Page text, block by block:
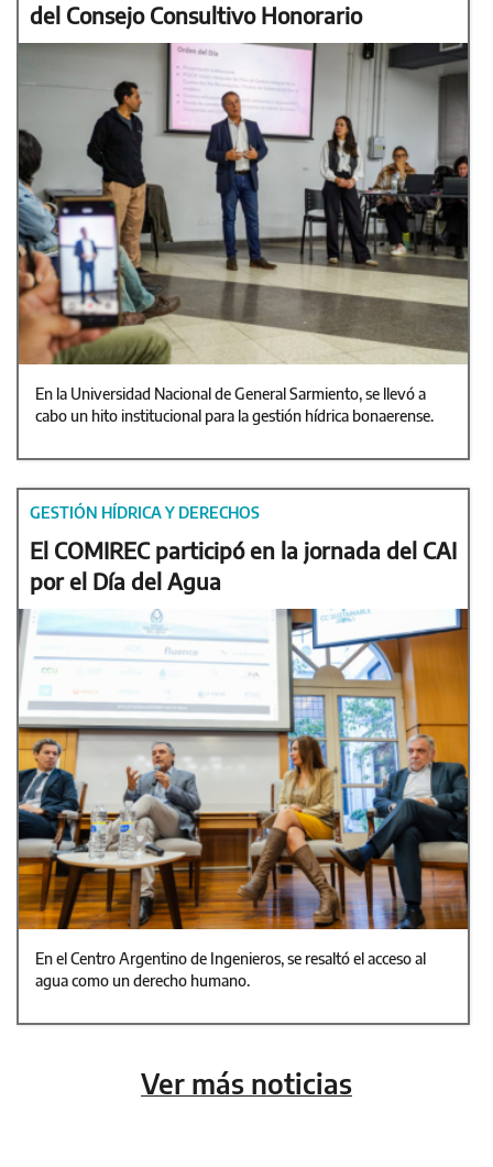
del Consejo Consultivo Honorario
En la Universidad Nacional de General Sarmiento, se llevó a
cabo un hito institucional para la gestión hídrica bonaerense.
GESTIÓN HÍDRICA Y DERECHOS
El COMIREC participó en la jornada del CAI
por el Día del Agua
En el Centro Argentino de Ingenieros, se resaltó el acceso al
agua como un derecho humano.
Ver más noticias